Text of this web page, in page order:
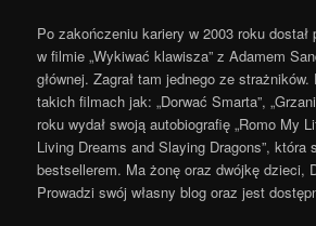
Po zakończeniu kariery w 2003 roku dostał
w filmie „Wykiwać klawisza” z Adamem
głównej. Zagrał tam jednego ze
takich filmach jak: „Dorwać Smarta”,
roku wydał swoją autobiografię „Romo My
Living Dreams and Slaying Dragons”, która
bestsellerem. Ma żonę oraz dwójkę dzieci,
Prowadzi swój własny blog oraz jest